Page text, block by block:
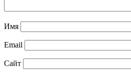
Имя
Email
Сайт